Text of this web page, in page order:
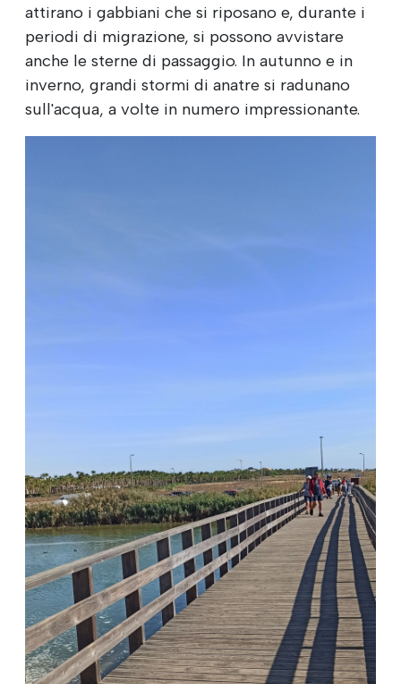
attirano i gabbiani che si riposano e, durante i
periodi di migrazione, si possono avvistare
anche le sterne di passaggio. In autunno e in
inverno, grandi stormi di anatre si radunano
sull'acqua, a volte in numero impressionante.